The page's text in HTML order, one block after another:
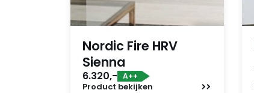
Nordic Fire HRV
Sienna
6.320,- A++
Product bekijken